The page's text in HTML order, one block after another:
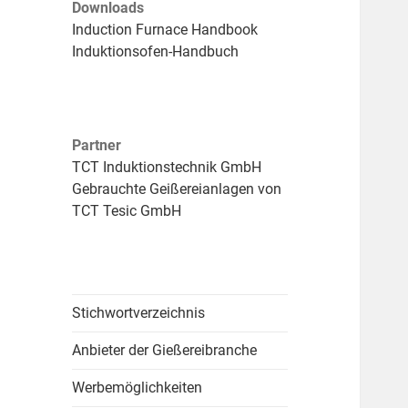
Downloads
Induction Furnace Handbook
Induktionsofen-Handbuch
Partner
TCT Induktionstechnik GmbH
Gebrauchte Geißereianlagen von
TCT Tesic GmbH
Stichwortverzeichnis
Anbieter der Gießereibranche
Werbemöglichkeiten